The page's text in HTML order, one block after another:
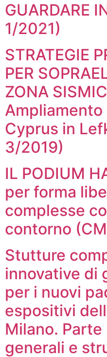
GUARDARE
1/2021)
STRATEGIE
PER
ZONA
Cyprus in
3/2019)
IL PODIUM
per forma
complesse
contorno
Stutture
innovative di
per i nuovi
espositivi
Milano. Parte
generali e